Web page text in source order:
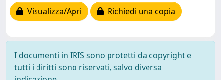
Visualizza/Apri
Richiedi una copia
I documenti in IRIS sono protetti da copyright e
tutti i diritti sono riservati, salvo diversa